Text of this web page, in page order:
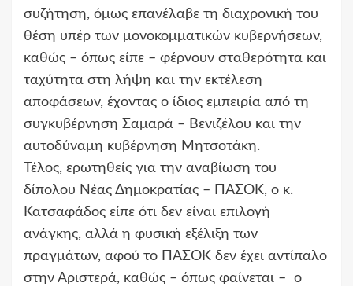
συζήτηση, όμως επανέλαβε τη διαχρονική του
θέση υπέρ των μονοκομματικών κυβερνήσεων,
καθώς – όπως είπε – φέρνουν σταθερότητα και
ταχύτητα στη λήψη και την εκτέλεση
αποφάσεων, έχοντας ο ίδιος εμπειρία από τη
συγκυβέρνηση Σαμαρά – Βενιζέλου και την
αυτοδύναμη κυβέρνηση Μητσοτάκη.
Τέλος, ερωτηθείς για την αναβίωση του
δίπολου Νέας Δημοκρατίας – ΠΑΣΟΚ, ο κ.
Κατσαφάδος είπε ότι δεν είναι επιλογή
ανάγκης, αλλά η φυσική εξέλιξη των
πραγμάτων, αφού το ΠΑΣΟΚ δεν έχει αντίπαλο
στην Αριστερά, καθώς – όπως φαίνεται – ο